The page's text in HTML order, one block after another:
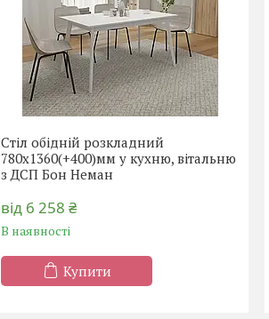
Стіл обідній розкладний
780х1360(+400)мм у кухню, вітальню
з ДСП Бон Неман
від 6 258 ₴
В наявності
Купити